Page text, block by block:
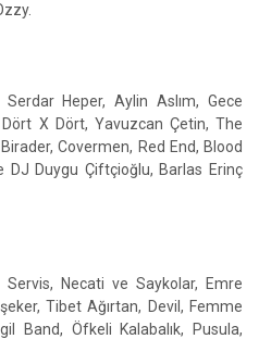
Serdar Heper, Aylin Aslım, Gece
Dört X Dört, Yavuzcan Çetin, The
Covermen, Red End, Blood
DJ Duygu Çiftçioğlu, Barlas Erinç
Necati ve Saykolar, Emre
Tibet Ağırtan, Devil, Femme
Band, Öfkeli Kalabalık, Pusula,